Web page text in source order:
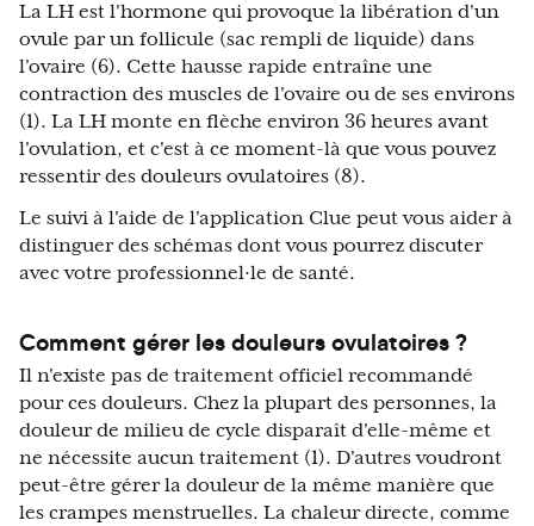
La LH est l'hormone qui provoque la libération d'un
ovule par un follicule (sac rempli de liquide) dans
l'ovaire (6). Cette hausse rapide entraîne une
contraction des muscles de l'ovaire ou de ses environs
(1). La LH monte en flèche environ 36 heures avant
l'ovulation, et c'est à ce moment-là que vous pouvez
ressentir des douleurs ovulatoires (8).
Le suivi à l'aide de l'application Clue peut vous aider à
distinguer des schémas dont vous pourrez discuter
avec votre professionnel·le de santé.
Comment gérer les douleurs ovulatoires ?
Il n'existe pas de traitement officiel recommandé
pour ces douleurs. Chez la plupart des personnes, la
douleur de milieu de cycle disparaît d'elle-même et
ne nécessite aucun traitement (1). D'autres voudront
peut-être gérer la douleur de la même manière que
les crampes menstruelles. La chaleur directe, comme